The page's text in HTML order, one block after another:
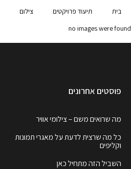
בית תיעוד פרויקטים צילום
no images were found
פוסטים אחרונים
מה שרואים משם – צילומי אוויר
כל מה שרצית לדעת על מאגרי תמונות
וקליפים
השביל הזה מתחיל כאן